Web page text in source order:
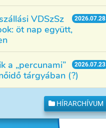
2026.07.28
VDSzSz
öt nap együtt,
2026.07.23
a „percunami”
tárgyában (?)
HÍRARCHÍVUM